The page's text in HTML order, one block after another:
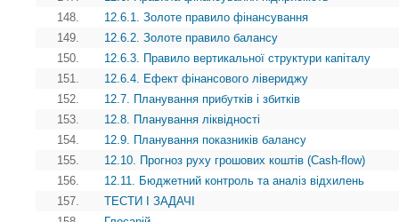
148.
12.6.1. Золоте правило фінансування
149.
12.6.2. Золоте правило балансу
150.
12.6.3. Правило вертикальної структури капіталу
151.
12.6.4. Ефект фінансового лівериджу
152.
12.7. Планування прибутків і збитків
153.
12.8. Планування ліквідності
154.
12.9. Планування показників балансу
155.
12.10. Прогноз руху грошових коштів (Cash-flow)
156.
12.11. Бюджетний контроль та аналіз відхилень
157.
ТЕСТИ І ЗАДАЧІ